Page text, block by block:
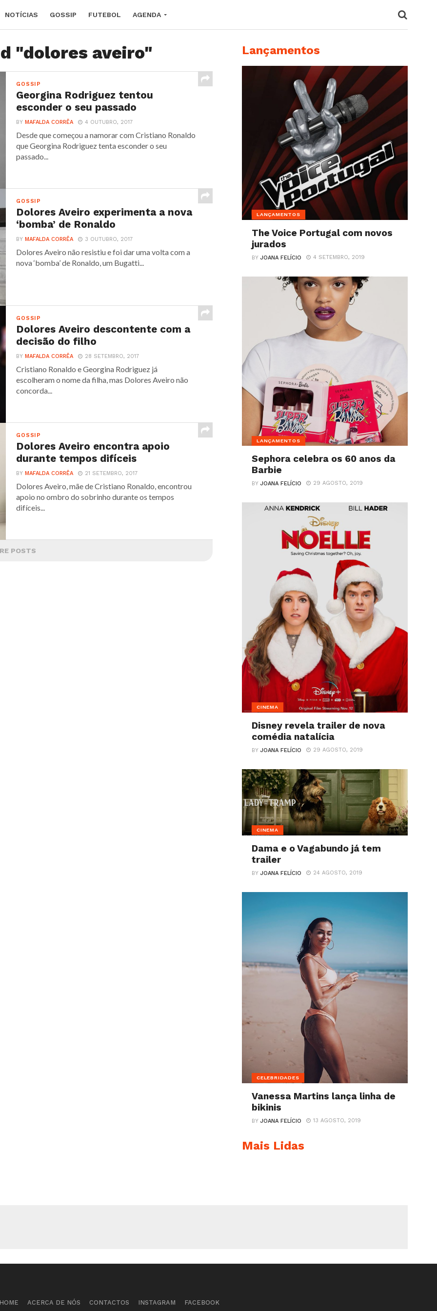
NOTÍCIAS GOSSIP FUTEBOL AGENDA
"dolores aveiro"
GOSSIP
Georgina Rodriguez tentou
esconder o seu passado
BYMAFALDA CORRÊA 4 OUTUBRO, 2017
Desde que começou a namorar com Cristiano Ronaldo
que Georgina Rodriguez tenta esconder o seu
passado...
GOSSIP
Dolores Aveiro experimenta a nova
‘bomba’ de Ronaldo
BYMAFALDA CORRÊA 3 OUTUBRO, 2017
Dolores Aveiro não resistiu e foi dar uma volta com a
nova ‘bomba’ de Ronaldo, um Bugatti...
GOSSIP
Dolores Aveiro descontente com a
decisão do filho
BYMAFALDA CORRÊA 28 SETEMBRO, 2017
Cristiano Ronaldo e Georgina Rodriguez já
escolheram o nome da filha, mas Dolores Aveiro não
concorda...
GOSSIP
Dolores Aveiro encontra apoio
durante tempos difíceis
BYMAFALDA CORRÊA 21 SETEMBRO, 2017
Dolores Aveiro, mãe de Cristiano Ronaldo, encontrou
apoio no ombro do sobrinho durante os tempos
difíceis...
POSTS
Lançamentos
LANÇAMENTOS
The Voice Portugal com novos
jurados
BYJOANA FELÍCIO 4 SETEMBRO, 2019
LANÇAMENTOS
Sephora celebra os 60 anos da
Barbie
BYJOANA FELÍCIO 29 AGOSTO, 2019
CINEMA
Disney revela trailer de nova
comédia natalícia
BYJOANA FELÍCIO 29 AGOSTO, 2019
CINEMA
Dama e o Vagabundo já tem
trailer
BYJOANA FELÍCIO 24 AGOSTO, 2019
CELEBRIDADES
Vanessa Martins lança linha de
bikinis
BYJOANA FELÍCIO 13 AGOSTO, 2019
Mais Lidas
ACERCA DE NÓS CONTACTOS INSTAGRAM FACEBOOK